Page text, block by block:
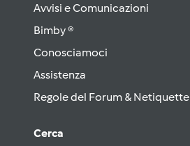
Avvisi e Comunicazioni
Bimby ®
Conosciamoci
Assistenza
Regole del Forum & Netiquette
Cerca